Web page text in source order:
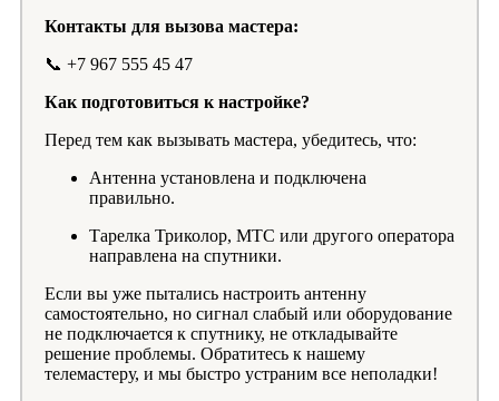
Контакты для вызова мастера:
📞 +7 967 555 45 47
Как подготовиться к настройке?
Перед тем как вызывать мастера, убедитесь, что:
Антенна установлена и подключена
правильно.
Тарелка Триколор, МТС или другого оператора
направлена на спутники.
Если вы уже пытались настроить антенну
самостоятельно, но сигнал слабый или оборудование
не подключается к спутнику, не откладывайте
решение проблемы. Обратитесь к нашему
телемастеру, и мы быстро устраним все неполадки!